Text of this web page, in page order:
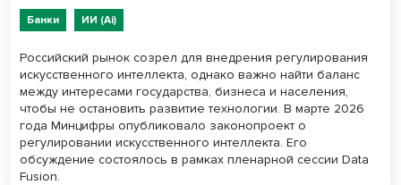
Банки ИИ (Ai)
Российский рынок созрел для внедрения регулирования
искусственного интеллекта, однако важно найти баланс
между интересами государства, бизнеса и населения,
чтобы не остановить развитие технологии. В марте 2026
года Минцифры опубликовало законопроект о
регулировании искусственного интеллекта. Его
обсуждение состоялось в рамках пленарной сессии Data
Fusion.